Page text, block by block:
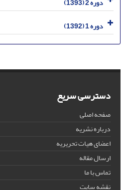
دوره 2 (1393)
دوره 1 (1392)
دسترسی سریع
صفحه اصلی
درباره نشریه
اعضای هیات تحریریه
ارسال مقاله
تماس با ما
نقشه سایت